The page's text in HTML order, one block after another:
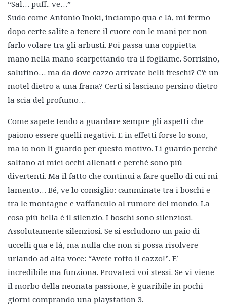
“Sal… puff.. ve…”
Sudo come Antonio Inoki, inciampo qua e là, mi fermo
dopo certe salite a tenere il cuore con le mani per non
farlo volare tra gli arbusti. Poi passa una coppietta
mano nella mano scarpettando tra il fogliame. Sorrisino,
salutino… ma da dove cazzo arrivate belli freschi? C’è un
motel dietro a una frana? Certi si lasciano persino dietro
la scia del profumo…
Come sapete tendo a guardare sempre gli aspetti che
paiono essere quelli negativi. E in effetti forse lo sono,
ma io non li guardo per questo motivo. Li guardo perché
saltano ai miei occhi allenati e perché sono più
divertenti. Ma il fatto che continui a fare quello di cui mi
lamento… Bé, ve lo consiglio: camminate tra i boschi e
tra le montagne e vaffanculo al rumore del mondo. La
cosa più bella è il silenzio. I boschi sono silenziosi.
Assolutamente silenziosi. Se si escludono un paio di
uccelli qua e là, ma nulla che non si possa risolvere
urlando ad alta voce: “Avete rotto il cazzo!”. E’
incredibile ma funziona. Provateci voi stessi. Se vi viene
il morbo della neonata passione, è guaribile in pochi
giorni comprando una playstation 3.